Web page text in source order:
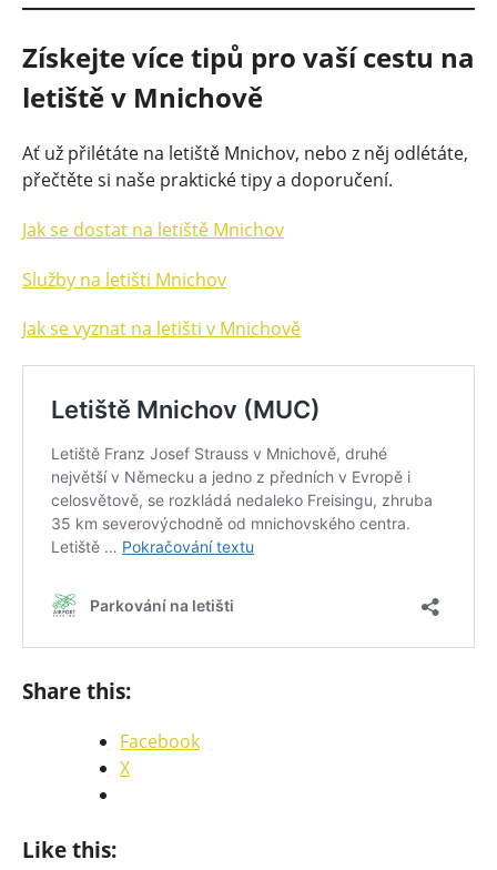
Získejte více tipů pro vaší cestu na
letiště v Mnichově
Ať už přilétáte na letiště Mnichov, nebo z něj odlétáte,
přečtěte si naše praktické tipy a doporučení.
Jak se dostat na letiště Mnichov
Služby na letišti Mnichov
Jak se vyznat na letišti v Mnichově
Share this:
Facebook
X
Like this: